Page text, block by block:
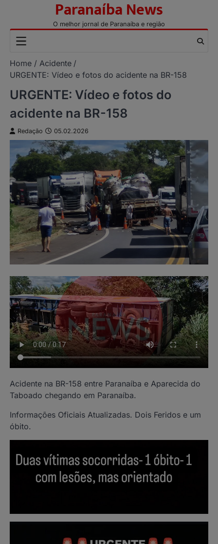
content
Paranaíba News
O melhor jornal de Paranaíba e região
Home
Acidente
URGENTE: Vídeo e fotos do acidente na BR-158
URGENTE: Vídeo e fotos do
acidente na BR-158
Redação 05.02.2026
Acidente na BR-158 entre Paranaíba e Aparecida do
Taboado chegando em Paranaíba.
Informações Oficiais Atualizadas. Dois Feridos e um
óbito.